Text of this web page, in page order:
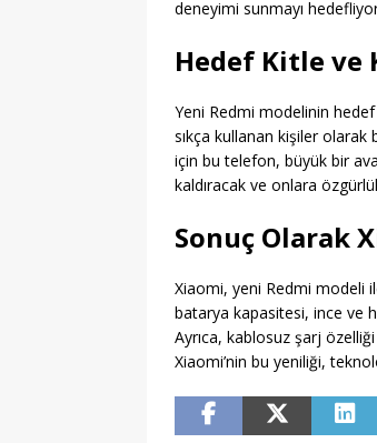
deneyimi sunmayı
Hedef Kitle ve
Yeni Redmi modelinin
sıkça kullanan kişiler olarak
için bu telefon, büyük bir
kaldıracak ve onlara
Sonuç Olarak
Xiaomi, yeni Redmi modeli
batarya kapasitesi, ince ve
Ayrıca, kablosuz şarj
Xiaomi’nin bu yeniliği,